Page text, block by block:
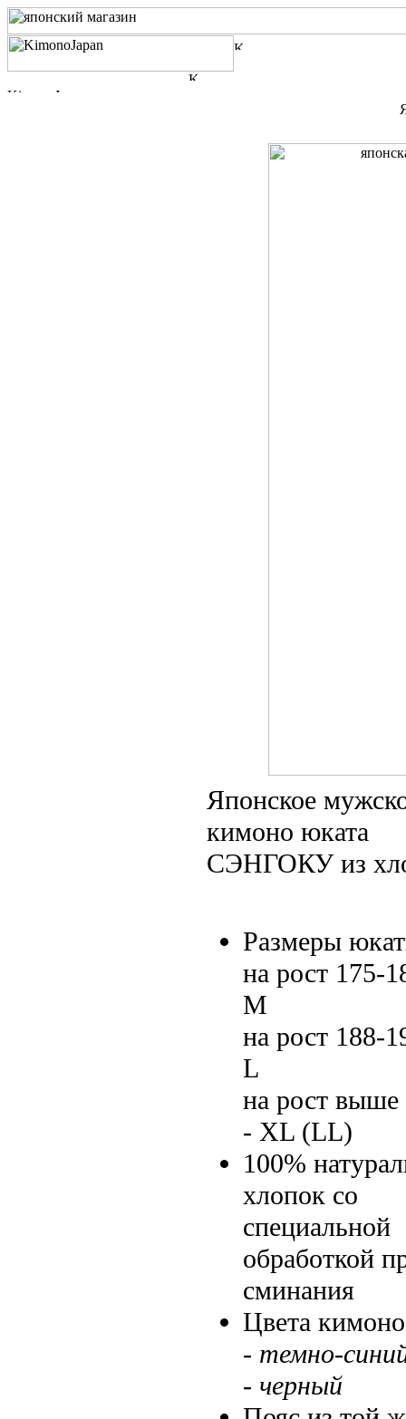
Японское
кимоно юката
СЭНГОКУ из
Размеры
нa рост 175-
М
на рост 188-
L
на рост выше
- XL (LL)
100%
хлопок со
специальной
обработкой
сминания
Цвета
- темно-
- черный